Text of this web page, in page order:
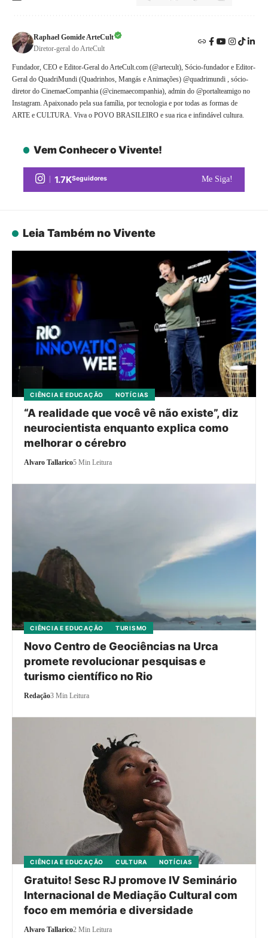
Raphael Gomide ArteCult
Diretor-geral do ArteCult
Fundador, CEO e Editor-Geral do ArteCult.com (@artecult), Sócio-fundador e Editor-
Geral do QuadriMundi (Quadrinhos, Mangás e Animações) @quadrimundi , sócio-
diretor do CinemaeCompanhia (@cinemaecompanhia), admin do @portalteamigo no
Instagram. Apaixonado pela sua família, por tecnologia e por todas as formas de
ARTE e CULTURA. Viva o POVO BRASILEIRO e sua rica e infindável cultura.
Vem Conhecer o Vivente!
1.7KSeguidores Me Siga!
Leia Também no Vivente
CIÊNCIA E EDUCAÇÃO NOTÍCIAS
“A realidade que você vê não existe”, diz
neurocientista enquanto explica como
melhorar o cérebro
Alvaro Tallarico5 Min Leitura
CIÊNCIA E EDUCAÇÃO TURISMO
Novo Centro de Geociências na Urca
promete revolucionar pesquisas e
turismo científico no Rio
Redação3 Min Leitura
CIÊNCIA E EDUCAÇÃO CULTURA NOTÍCIAS
Gratuito! Sesc RJ promove IV Seminário
Internacional de Mediação Cultural com
foco em memória e diversidade
Alvaro Tallarico2 Min Leitura